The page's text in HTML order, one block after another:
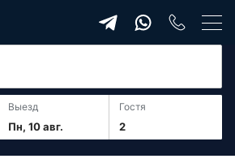
Выезд
Пн, 10 авг. 2
гостя